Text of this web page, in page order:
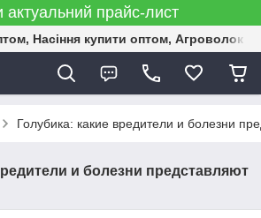
актуальний прайс-лист
Насіння купити оптом,
Голубика: какие вредители и болезни
и болезни представляют